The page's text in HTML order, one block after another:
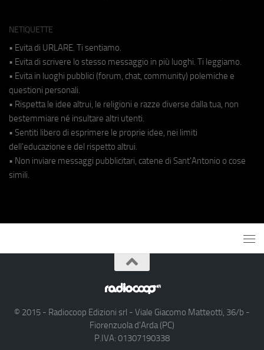
NETIQUETTE
• Evita di URLARE. Ti sentiamo.
• Evita di scrivere lo stesso messaggio in più luoghi. Ti leggiamo.
• Evita in luoghi pubblici (forum, chat, community) polemiche e
questioni personali.
• Rispetta le idee altrui, le religioni e razze diverse dalla tua, non
bestemmiare né insultare altri utenti.
• Sentiti libero di esprimere le proprie idee, nei limiti
dell'educazione e del rispetto altrui.
• Non inviare messaggi pubblicitari, catene di Sant'Antonio o cose
simili.
© 2015 - Radiocoop Edizioni srl - Viale Giacomo Matteotti, 36/b -
Fiorenzuola d'Arda (PC)
P.IVA: 01307190338